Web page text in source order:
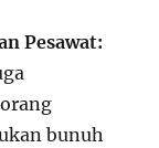
Pesawat:
bunuh